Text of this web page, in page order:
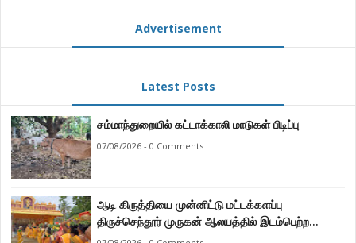
Advertisement
Latest Posts
சம்மாந்துறையில் கட்டாக்காலி மாடுகள் பிடிப்பு
07/08/2026 - 0 Comments
ஆடி கிருத்தியை முன்னிட்டு மட்டக்களப்பு
திருச்செந்தூர் முருகன் ஆலயத்தில் இடம்பெற்ற
பால்குட பவனி 1008 சங்கா ஆபிஷேக நிகழ்வு.